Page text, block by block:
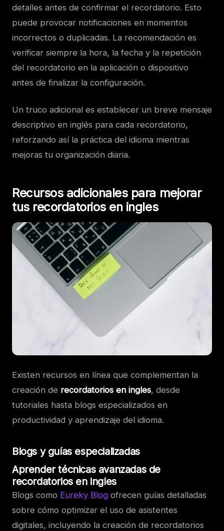
detalles antes de confirmar el recordatorio. Esto
puede provocar notificaciones en momentos
incorrectos o duplicadas. La recomendación es
verificar siempre la hora, la fecha y la repetición
del recordatorio en la aplicación o dispositivo
antes de finalizar la configuración.
Un truco adicional es establecer un breve mensaje
descriptivo en inglés para cada recordatorio,
reforzando así la práctica del idioma mientras
mejoras tu organización diaria.
Recursos adicionales para mejorar
tus recordatorios en ingles
Existen recursos en línea que complementan la
creación de recordatorios en ingles, desde
tutoriales hasta blogs especializados en
productividad y aprendizaje del idioma.
Blogs y guías especializadas
Aprender técnicas avanzadas de
recordatorios en ingles
Blogs como Eureky Blog ofrecen guías detalladas
sobre cómo optimizar el uso de asistentes
digitales, incluyendo la creación de recordatorios